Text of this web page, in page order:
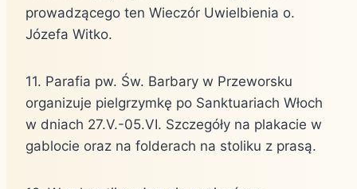
prowadzącego ten Wieczór Uwielbienia o.
Józefa Witko.
11. Parafia pw. Św. Barbary w Przeworsku
organizuje pielgrzymkę po Sanktuariach Włoch
w dniach 27.V.-05.VI. Szczegóły na plakacie w
gablocie oraz na folderach na stoliku z prasą.